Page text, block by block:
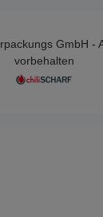
GmbH -
vorbehalten